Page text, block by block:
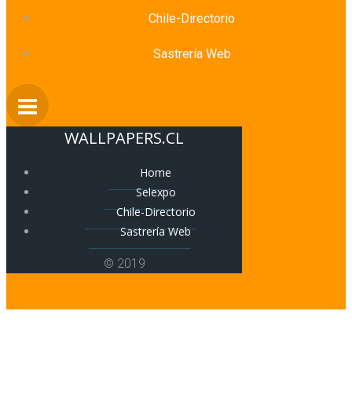
Chile-Directorio
Sastrería Web
WALLPAPERS.CL
Home
Selexpo
Chile-Directorio
Sastrería Web
© 2019